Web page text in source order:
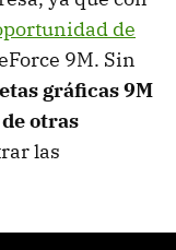
de
9M. Sin
gráficas 9M
otras
las